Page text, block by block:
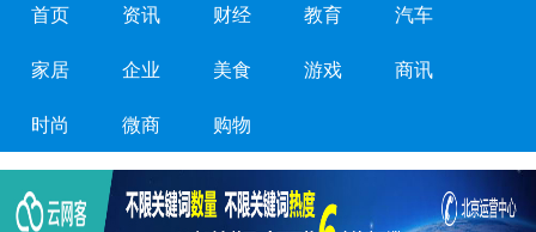
首页 资讯 财经 教育 汽车
家居 企业 美食 游戏 商讯
时尚 微商 购物